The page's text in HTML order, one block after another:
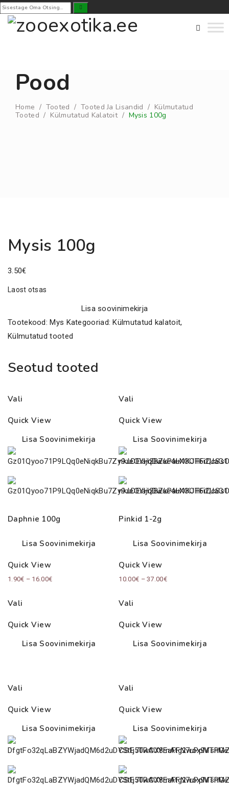
Pood
Home / Tooted /Tooted Ja Lisandid / Külmutatud
Tooted / Külmutatud Kalatoit/ Mysis 100g
Mysis 100g
3.50€
Laost otsas
Lisa soovinimekirja
Tootekood:Mys Kategooriad:Külmutatud kalatoit,
Külmutatud tooted
Seotud tooted
Vali
Quick View
Lisa Soovinimekirja
Daphnie 100g
Lisa Soovinimekirja
Quick View
1.90€ – 16.00€Price
Vali
Quick View
Lisa Soovinimekirja
Vali
Quick View
Lisa Soovinimekirja
Pinkid 1-2g
Lisa Soovinimekirja
Quick View
10.00€ – 37.00€Price
Vali
Quick View
Lisa Soovinimekirja
Vali
Quick View
Lisa Soovinimekirja
Vali
Quick View
Lisa Soovinimekirja